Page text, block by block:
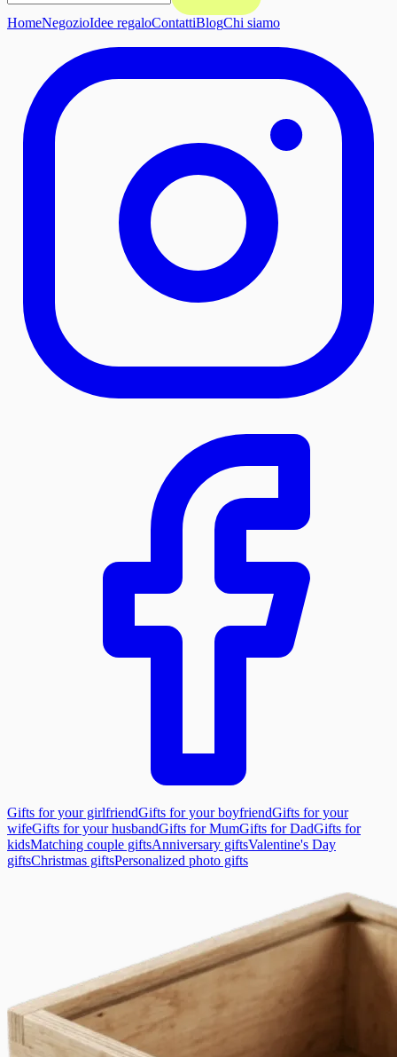
HomeNegozioIdee regaloContattiBlogChi siamo
Gifts for your girlfriendGifts for your boyfriendGifts for your
wifeGifts for your husbandGifts for MumGifts for DadGifts for
kidsMatching couple giftsAnniversary giftsValentine's Day
giftsChristmas giftsPersonalized photo gifts